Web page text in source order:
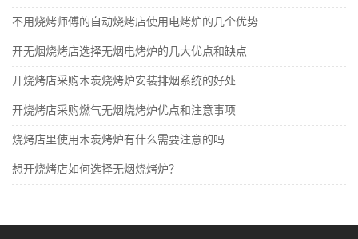
不用烧烤师傅的自动烧烤店使用电烤炉的几个优势
开无烟烧烤店选择无烟电烤炉的几大优点和缺点
开烧烤店采购木炭烧烤炉安装排烟系统的好处
开烧烤店采购燃气无烟烧烤炉优点和注意事项
烧烤店里使用木炭烤炉有什么需要注意的吗
想开烧烤店如何选择无烟烧烤炉？